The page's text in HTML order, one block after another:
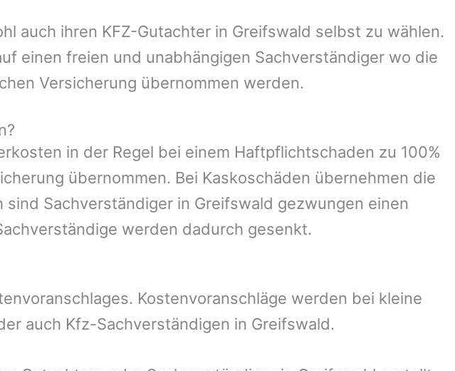
auch ihren KFZ-Gutachter in Greifswald selbst zu wählen.
einen freien und unabhängigen Sachverständiger wo die
Versicherung übernommen werden.
in der Regel bei einem Haftpflichtschaden zu 100%
übernommen. Bei Kaskoschäden übernehmen die
Sachverständiger in Greifswald gezwungen einen
werden dadurch gesenkt.
Kostenvoranschläge werden bei kleine
auch Kfz-Sachverständigen in Greifswald.